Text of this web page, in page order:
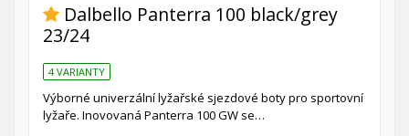
Dalbello Panterra 100 black/grey
23/24
4 VARIANTY
Výborné univerzální lyžařské sjezdové boty pro sportovní
lyžaře. Inovovaná Panterra 100 GW se…